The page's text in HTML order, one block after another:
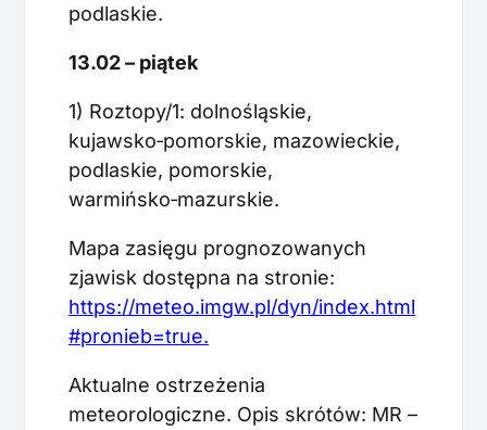
podlaskie.
13.02 – piątek
1) Roztopy/1: dolnośląskie,
kujawsko‑pomorskie, mazowieckie,
podlaskie, pomorskie,
warmińsko‑mazurskie.
Mapa zasięgu prognozowanych
zjawisk dostępna na stronie:
https://meteo.imgw.pl/dyn/index.html
#pronieb=true.
Aktualne ostrzeżenia
meteorologiczne. Opis skrótów: MR –